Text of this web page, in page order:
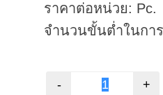
ราคาต่อหน่วย: Pc.
จำนวนขั้นต่ำในกา